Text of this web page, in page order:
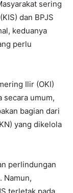
sering
dan BPJS
keduanya
perlu
Ilir (OKI)
secara umum,
bagian dari
yang dikelola
perlindungan
Namun,